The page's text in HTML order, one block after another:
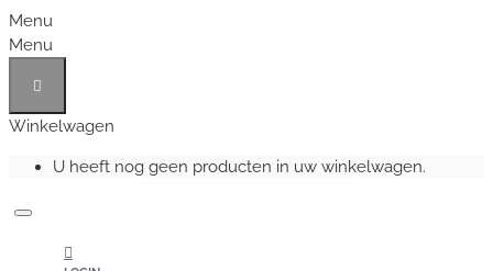
Menu
Menu
Winkelwagen
U heeft nog geen producten in uw winkelwagen.